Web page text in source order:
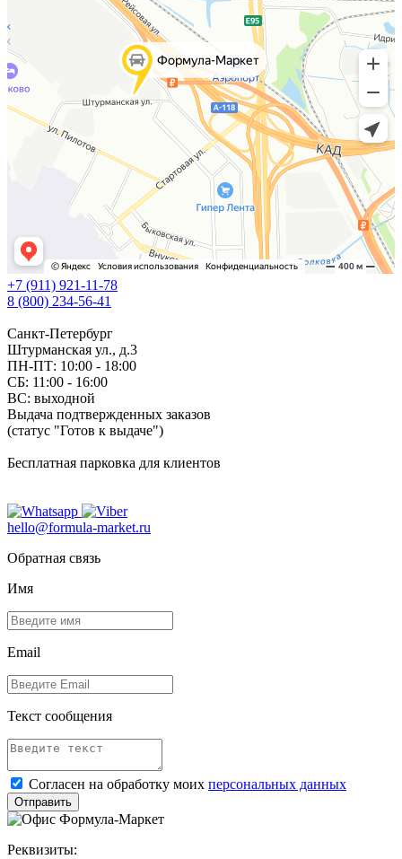
+7 (911) 921-11-78
8 (800) 234-56-41
Санкт-Петербург
Штурманская ул., д.3
ПН-ПТ: 10:00 - 18:00
СБ: 11:00 - 16:00
ВС: выходной
Выдача подтвержденных заказов
(статус "Готов к выдаче")
Бесплатная парковка для клиентов
hello@formula-market.ru
Обратная связь
Имя
Email
Текст сообщения
Согласен на обработку моих персональных данных
Отправить
Реквизиты: